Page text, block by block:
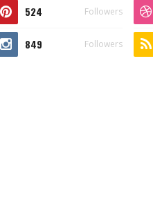
524 Followers
849 Followers